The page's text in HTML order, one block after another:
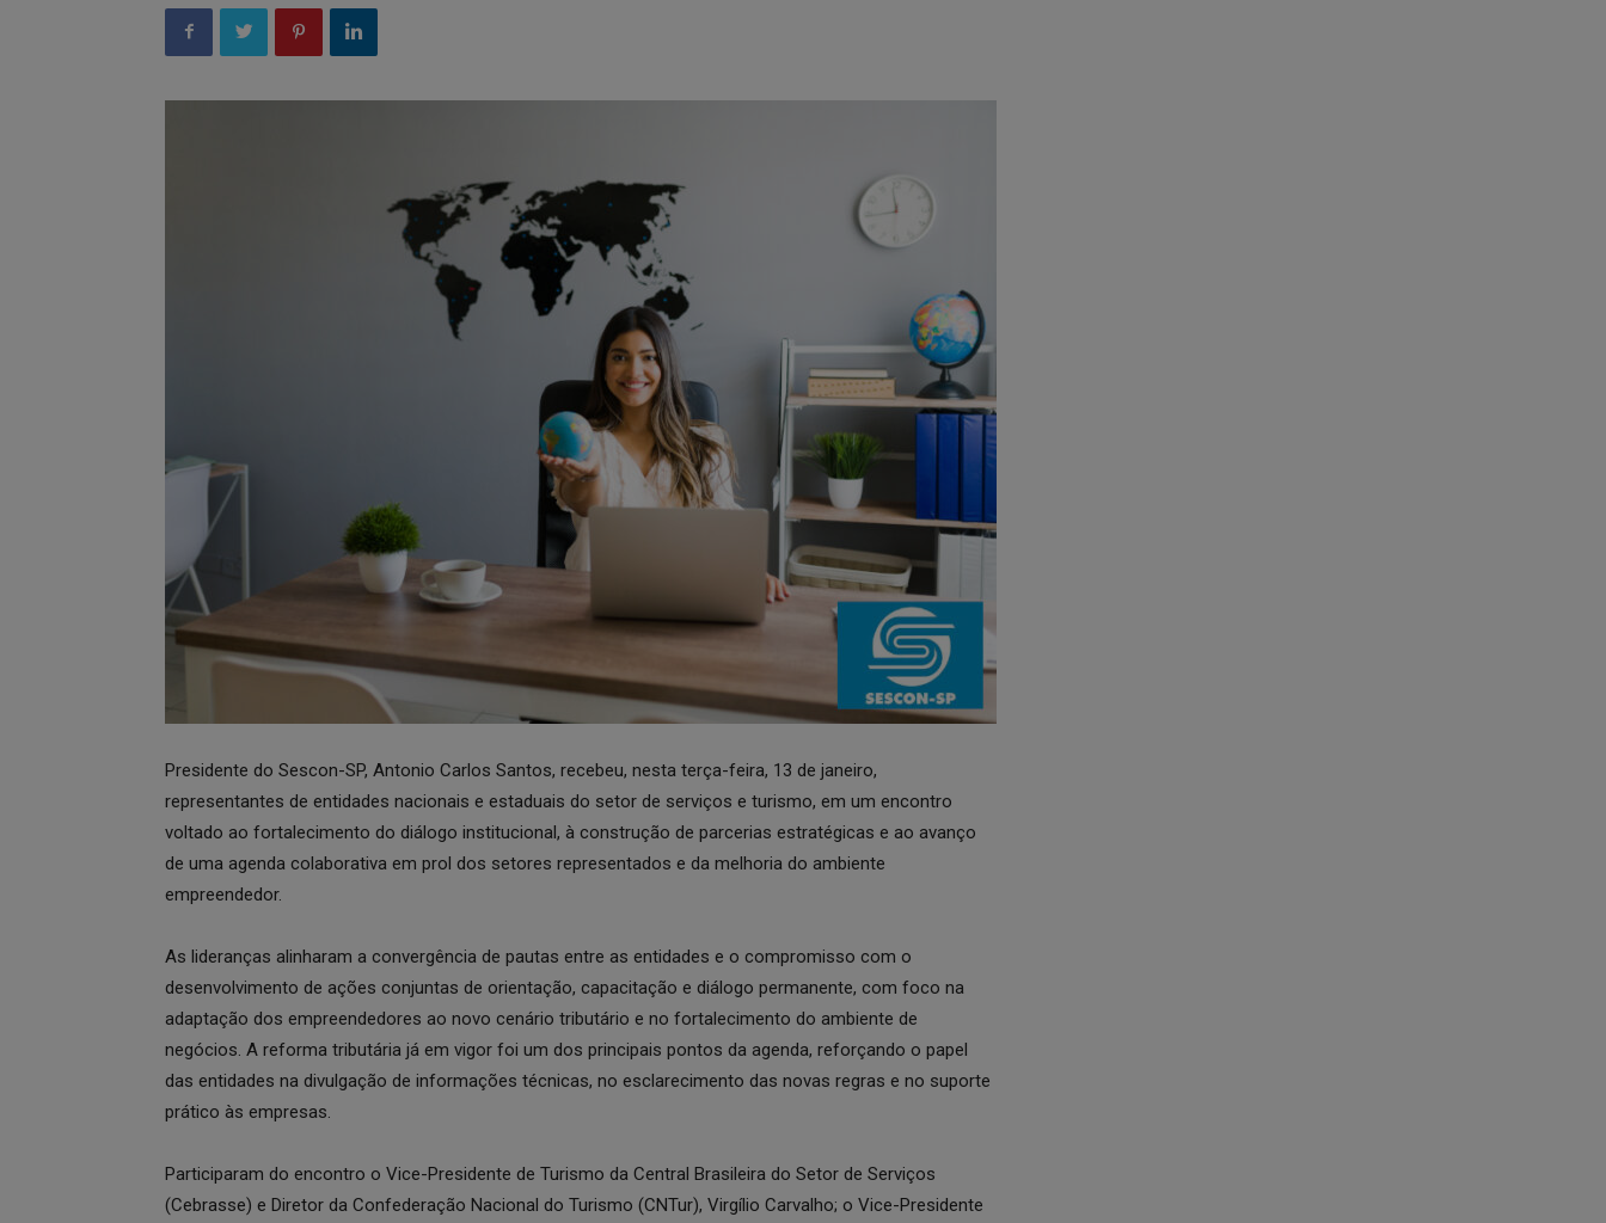
Presidente do Sescon-SP, Antonio Carlos Santos, recebeu, nesta terça-feira, 13 de janeiro,
representantes de entidades nacionais e estaduais do setor de serviços e turismo, em um encontro
voltado ao fortalecimento do diálogo institucional, à construção de parcerias estratégicas e ao avanço
de uma agenda colaborativa em prol dos setores representados e da melhoria do ambiente
empreendedor.
As lideranças alinharam a convergência de pautas entre as entidades e o compromisso com o
desenvolvimento de ações conjuntas de orientação, capacitação e diálogo permanente, com foco na
adaptação dos empreendedores ao novo cenário tributário e no fortalecimento do ambiente de
negócios. A reforma tributária já em vigor foi um dos principais pontos da agenda, reforçando o papel
das entidades na divulgação de informações técnicas, no esclarecimento das novas regras e no suporte
prático às empresas.
Participaram do encontro o Vice-Presidente de Turismo da Central Brasileira do Setor de Serviços
(Cebrasse) e Diretor da Confederação Nacional do Turismo (CNTur), Virgílio Carvalho; o Vice-Presidente